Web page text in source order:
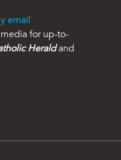
email
for up-to-
Heraldand